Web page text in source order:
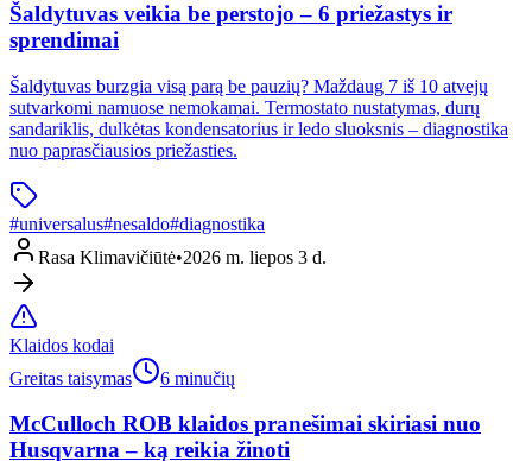
Šaldytuvas veikia be perstojo – 6 priežastys ir
sprendimai
Šaldytuvas burzgia visą parą be pauzių? Maždaug 7 iš 10 atvejų
sutvarkomi namuose nemokamai. Termostato nustatymas, durų
sandariklis, dulkėtas kondensatorius ir ledo sluoksnis – diagnostika
nuo paprasčiausios priežasties.
#universalus#nesaldo#diagnostika
Rasa Klimavičiūtė•2026 m. liepos 3 d.
Klaidos kodai
Greitas taisymas
6 minučių
McCulloch ROB klaidos pranešimai skiriasi nuo
Husqvarna – ką reikia žinoti